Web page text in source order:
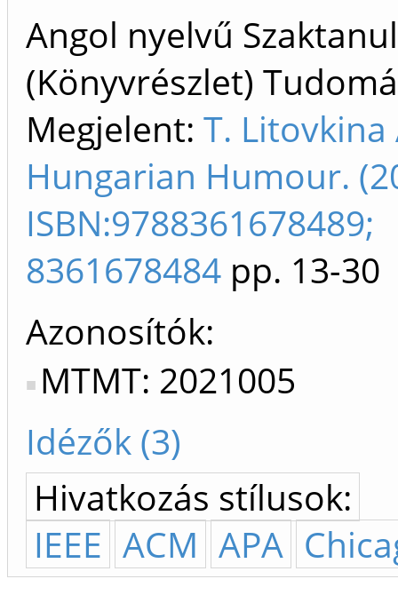
Angol nyelvű
(Könyvrészlet)
Megjelent: T. Litovkina
Hungarian Humour.
ISBN:9788361678489;
8361678484 pp. 13-30
Azonosítók
MTMT: 2021005
Idézők (3)
Hivatkozás stílusok:
IEEE ACM APA